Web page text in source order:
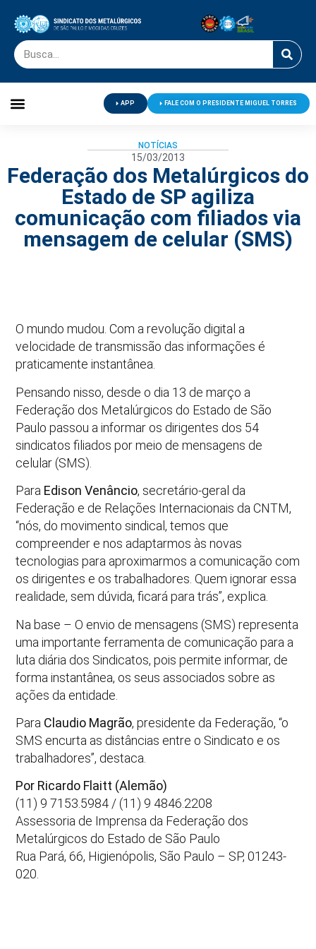
APP FALE COM O PRESIDENTE MIGUEL TORRES
NOTÍCIAS
15/03/2013
Federação dos Metalúrgicos do
Estado de SP agiliza
comunicação com filiados via
mensagem de celular (SMS)
O mundo mudou. Com a revolução digital a
velocidade de transmissão das informações é
praticamente instantânea.
Pensando nisso, desde o dia 13 de março a
Federação dos Metalúrgicos do Estado de São
Paulo passou a informar os dirigentes dos 54
sindicatos filiados por meio de mensagens de
celular (SMS).
Para Edison Venâncio, secretário-geral da
Federação e de Relações Internacionais da CNTM,
“nós, do movimento sindical, temos que
compreender e nos adaptarmos às novas
tecnologias para aproximarmos a comunicação com
os dirigentes e os trabalhadores. Quem ignorar essa
realidade, sem dúvida, ficará para trás”, explica.
Na base – O envio de mensagens (SMS) representa
uma importante ferramenta de comunicação para a
luta diária dos Sindicatos, pois permite informar, de
forma instantânea, os seus associados sobre as
ações da entidade.
Para Claudio Magrão, presidente da Federação, “o
SMS encurta as distâncias entre o Sindicato e os
trabalhadores”, destaca.
Por Ricardo Flaitt (Alemão)
(11) 9 7153.5984 / (11) 9 4846.2208
Assessoria de Imprensa da Federação dos
Metalúrgicos do Estado de São Paulo
Rua Pará, 66, Higienópolis, São Paulo – SP, 01243-
020.